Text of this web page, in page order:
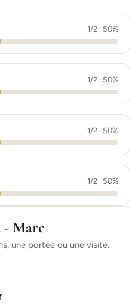
1/2 · 50%
1/2 · 50%
1/2 · 50%
1/2 · 50%
- Marc
une portée ou une visite.